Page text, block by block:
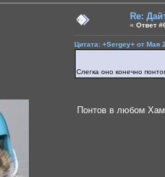
Re:
« Ответ
Цитата: +Sergey+ от Мая
Слегка оно конечно
Понтов в любом